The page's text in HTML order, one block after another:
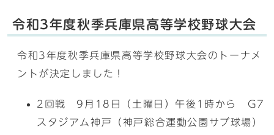
令和3年度秋季兵庫県高等学校野球大会
令和3年度秋季兵庫県高等学校野球大会のトーナメ
ントが決定しました！
2回戦 9月18日（土曜日）午後1時から G7
スタジアム神戸（神戸総合運動公園サブ球場）